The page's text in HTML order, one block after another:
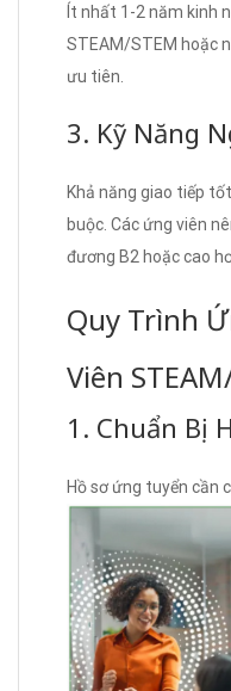
Ít nhất 1-2 năm kinh
STEAM/STEM hoặc
ưu tiên.
3. Kỹ Năng
Khả năng giao tiếp
buộc. Các ứng viên
đương B2 hoặc cao
Quy Trình
Viên
1. Chuẩn Bị
Hồ sơ ứng tuyển cần